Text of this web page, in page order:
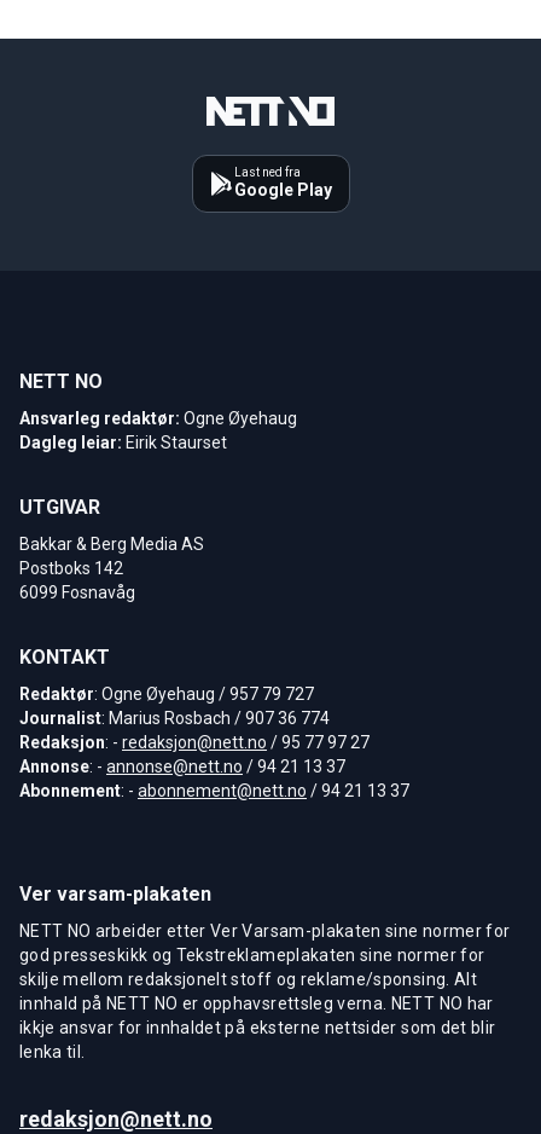
Last ned fra
Google Play
NETT NO
Ansvarleg redaktør: Ogne Øyehaug
Dagleg leiar: Eirik Staurset
UTGIVAR
Bakkar & Berg Media AS
Postboks 142
6099 Fosnavåg
KONTAKT
Redaktør: Ogne Øyehaug / 957 79 727
Journalist: Marius Rosbach / 907 36 774
Redaksjon: - redaksjon@nett.no / 95 77 97 27
Annonse: - annonse@nett.no / 94 21 13 37
Abonnement: - abonnement@nett.no / 94 21 13 37
Ver varsam-plakaten
NETT NO arbeider etter Ver Varsam-plakaten sine normer for
god presseskikk og Tekstreklameplakaten sine normer for
skilje mellom redaksjonelt stoff og reklame/sponsing. Alt
innhald på NETT NO er opphavsrettsleg verna. NETT NO har
ikkje ansvar for innhaldet på eksterne nettsider som det blir
lenka til.
redaksjon@nett.no